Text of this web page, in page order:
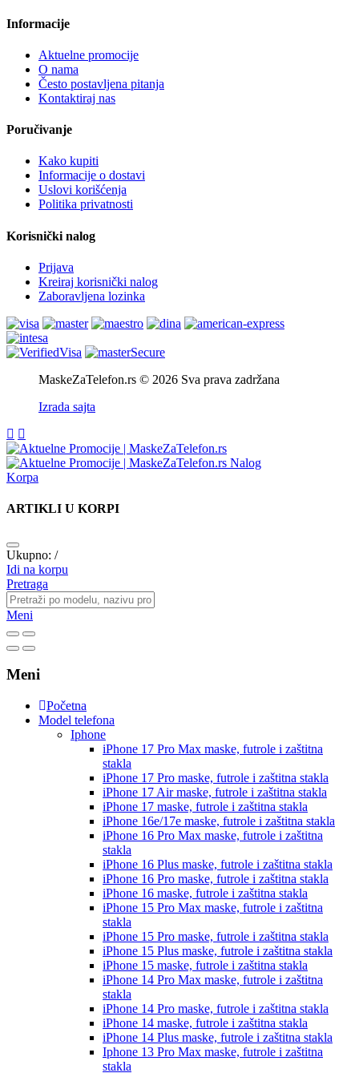
Informacije
Aktuelne promocije
O nama
Često postavljena pitanja
Kontaktiraj nas
Poručivanje
Kako kupiti
Informacije o dostavi
Uslovi korišćenja
Politika privatnosti
Korisnički nalog
Prijava
Kreiraj korisnički nalog
Zaboravljena lozinka
MaskeZaTelefon.rs © 2026 Sva prava zadržana
Izrada sajta
Nalog
Korpa
ARTIKLI U KORPI
Ukupno: /
Idi na korpu
Pretraga
Meni
Meni
Početna
Model telefona
Iphone
iPhone 17 Pro Max maske, futrole i zaštitna
stakla
iPhone 17 Pro maske, futrole i zaštitna stakla
iPhone 17 Airmaske, futrole i zaštitna stakla
iPhone 17 maske, futrole i zaštitna stakla
iPhone 16e/17e maske, futrole i zaštitna stakla
iPhone 16 Pro Max maske, futrole i zaštitna
stakla
iPhone 16 Plus maske, futrole i zaštitna stakla
iPhone 16 Pro maske, futrole i zaštitna stakla
iPhone 16 maske, futrole i zaštitna stakla
iPhone 15 Pro Max maske, futrole i zaštitna
stakla
iPhone 15 Pro maske, futrole i zaštitna stakla
iPhone 15 Plus maske, futrole i zaštitna stakla
iPhone 15 maske, futrole i zaštitna stakla
iPhone 14 Pro Max maske, futrole i zaštitna
stakla
iPhone 14 Pro maske, futrole i zaštitna stakla
iPhone 14 maske, futrole i zaštitna stakla
iPhone 14 Plus maske, futrole i zaštitna stakla
Iphone 13 Pro Max maske, futrole i zaštitna
stakla